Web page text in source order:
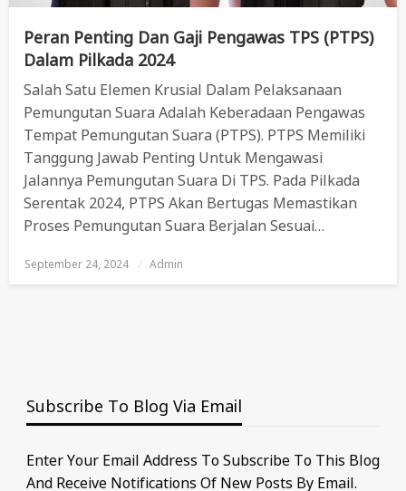
Peran Penting Dan Gaji Pengawas TPS (PTPS)
Dalam Pilkada 2024
Salah Satu Elemen Krusial Dalam Pelaksanaan
Pemungutan Suara Adalah Keberadaan Pengawas
Tempat Pemungutan Suara (PTPS). PTPS Memiliki
Tanggung Jawab Penting Untuk Mengawasi
Jalannya Pemungutan Suara Di TPS. Pada Pilkada
Serentak 2024, PTPS Akan Bertugas Memastikan
Proses Pemungutan Suara Berjalan Sesuai…
Posted
On
September 24, 2024 Admin
Subscribe To Blog Via Email
Enter Your Email Address To Subscribe To This Blog
And Receive Notifications Of New Posts By Email.